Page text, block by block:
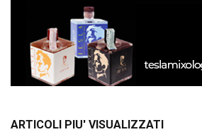
ARTICOLI PIU' VISUALIZZATI